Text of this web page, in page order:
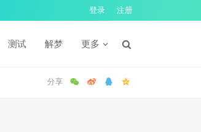
登录 注册
测试 解梦 更多